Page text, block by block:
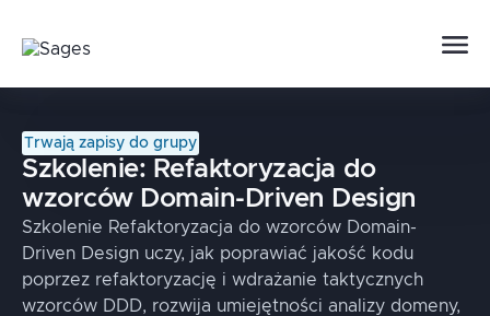
Trwają zapisy do grupy
Szkolenie: Refaktoryzacja do
wzorców Domain-Driven Design
Szkolenie Refaktoryzacja do wzorców Domain-
Driven Design uczy, jak poprawiać jakość kodu
poprzez refaktoryzację i wdrażanie taktycznych
wzorców DDD, rozwija umiejętności analizy domeny,